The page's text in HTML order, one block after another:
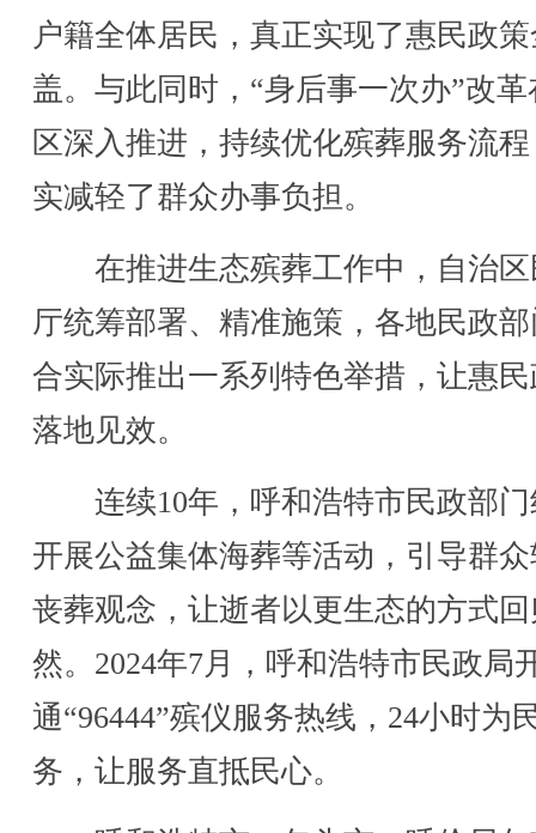
户籍全体居民，真正实现了惠民政
盖。与此同时，“身后事一次办”改革
区深入推进，持续优化殡葬服务流
实减轻了群众办事负担。
在推进生态殡葬工作中，自治区
厅统筹部署、精准施策，各地民政
合实际推出一系列特色举措，让惠
落地见效。
连续10年，呼和浩特市民政部门
开展公益集体海葬等活动，引导群
丧葬观念，让逝者以更生态的方式
然。2024年7月，呼和浩特市民政局
通“96444”殡仪服务热线，24小时为
务，让服务直抵民心。